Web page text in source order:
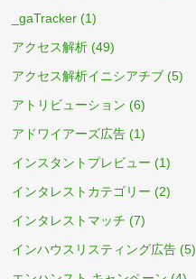
_gaTracker (1)
アクセス解析 (49)
アクセス解析イニシアチブ (5)
アトリビューション (6)
アドワイアーズ広告 (1)
インスタントプレビュー (1)
インタレストカテゴリー (2)
インタレストマッチ (7)
インハウスリスティング広告 (5)